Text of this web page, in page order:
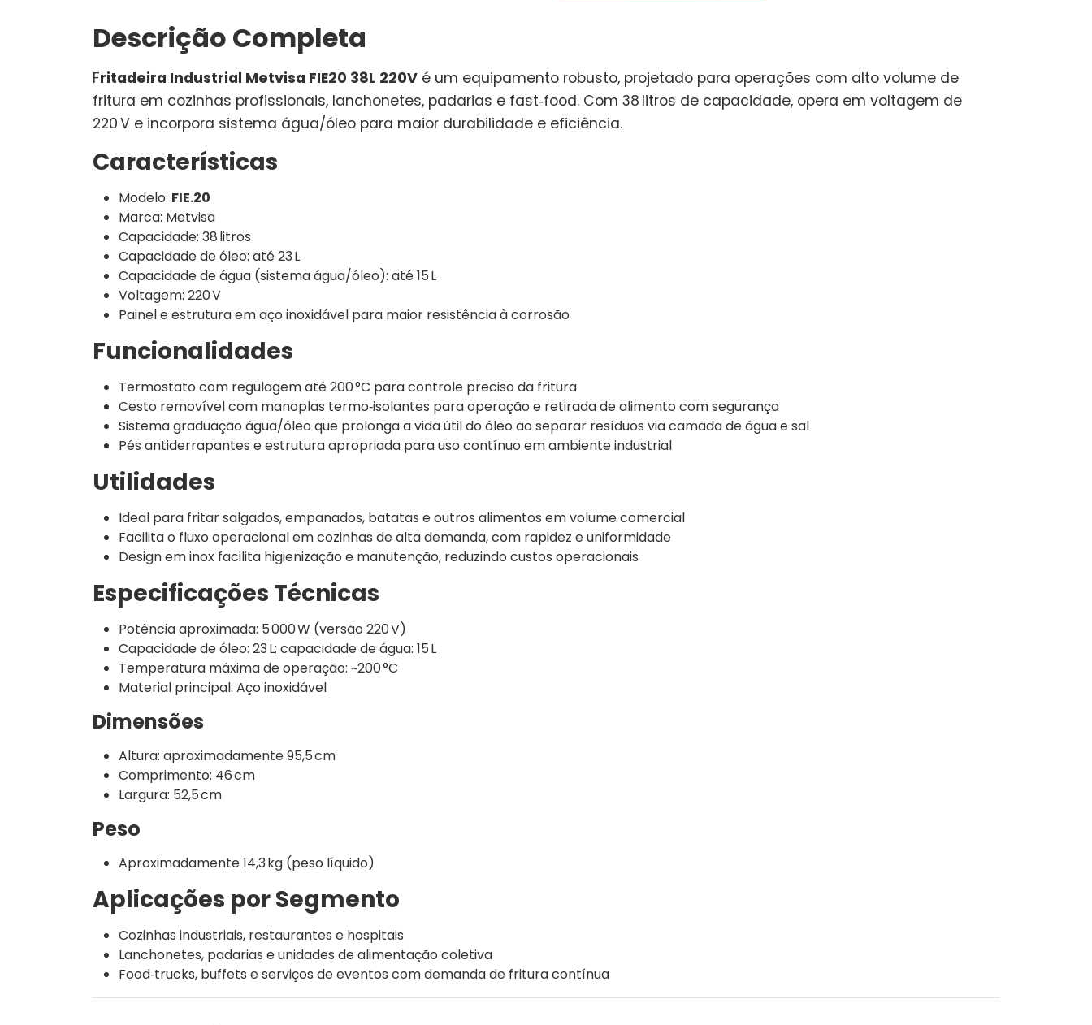
Descrição Completa
Fritadeira Industrial Metvisa FIE20 38L 220V é um equipamento robusto, projetado para operações com alto volume de
fritura em cozinhas profissionais, lanchonetes, padarias e fast‐food. Com 38 litros de capacidade, opera em voltagem de
220 V e incorpora sistema água/óleo para maior durabilidade e eficiência.
Características
Modelo: FIE.20
Marca: Metvisa
Capacidade: 38 litros
Capacidade de óleo: até 23 L
Capacidade de água (sistema água/óleo): até 15 L
Voltagem: 220 V
Painel e estrutura em aço inoxidável para maior resistência à corrosão
Funcionalidades
Termostato com regulagem até 200 °C para controle preciso da fritura
Cesto removível com manoplas termo‑isolantes para operação e retirada de alimento com segurança
Sistema graduação água/óleo que prolonga a vida útil do óleo ao separar resíduos via camada de água e sal
Pés antiderrapantes e estrutura apropriada para uso contínuo em ambiente industrial
Utilidades
Ideal para fritar salgados, empanados, batatas e outros alimentos em volume comercial
Facilita o fluxo operacional em cozinhas de alta demanda, com rapidez e uniformidade
Design em inox facilita higienização e manutenção, reduzindo custos operacionais
Especificações Técnicas
Potência aproximada: 5 000 W (versão 220 V)
Capacidade de óleo: 23 L; capacidade de água: 15 L
Temperatura máxima de operação: ~200 °C
Material principal: Aço inoxidável
Dimensões
Altura: aproximadamente 95,5 cm
Comprimento: 46 cm
Largura: 52,5 cm
Peso
Aproximadamente 14,3 kg (peso líquido)
Aplicações por Segmento
Cozinhas industriais, restaurantes e hospitais
Lanchonetes, padarias e unidades de alimentação coletiva
Food‐trucks, buffets e serviços de eventos com demanda de fritura contínua